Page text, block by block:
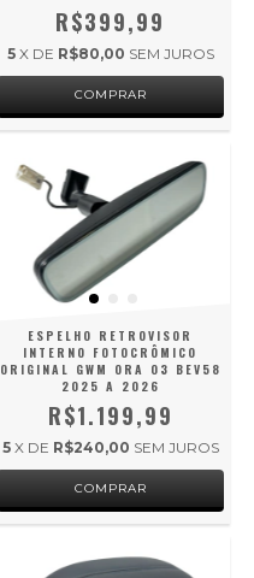
R$399,99
5 X DE R$80,00 SEM JUROS
ESPELHO RETROVISOR
INTERNO FOTOCRÔMICO
ORIGINAL GWM ORA 03 BEV58
2025 A 2026
R$1.199,99
5 X DE R$240,00 SEM JUROS